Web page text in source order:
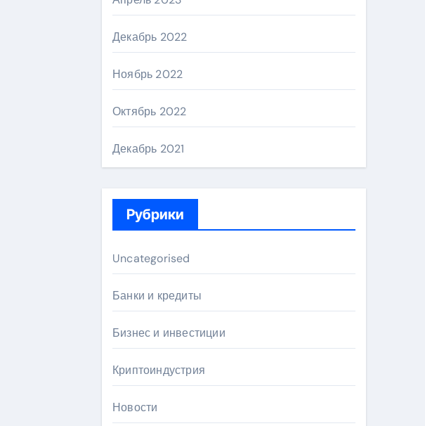
Декабрь 2022
Ноябрь 2022
Октябрь 2022
Декабрь 2021
Рубрики
Uncategorised
Банки и кредиты
Бизнес и инвестиции
Криптоиндустрия
Новости